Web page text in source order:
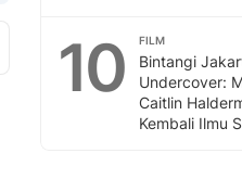
10 FILM
Bintangi
Undercover:
Caitlin
Kembali Ilmu